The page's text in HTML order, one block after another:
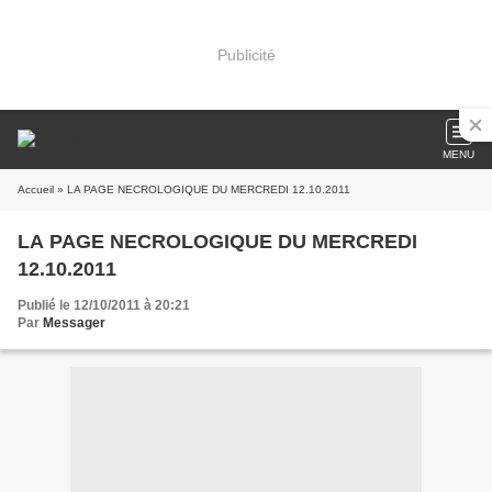
Publicité
MENU
Accueil » LA PAGE NECROLOGIQUE DU MERCREDI 12.10.2011
LA PAGE NECROLOGIQUE DU MERCREDI
12.10.2011
Publié le 12/10/2011 à 20:21
Par Messager